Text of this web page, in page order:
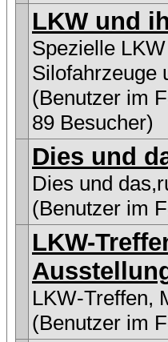
LKW und
Spezielle
Silofahrzeuge
(Benutzer im
89 Besucher)
Dies und
Dies und
(Benutzer im
LKW-
LKW-Treffen,
(Benutzer im